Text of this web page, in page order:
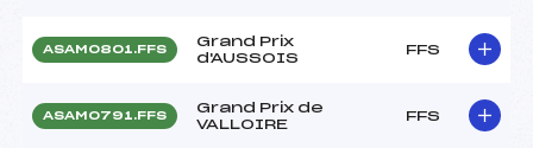
ASAM0801.FFS
Grand Prix
d'AUSSOIS
FFS
ASAM0791.FFS
Grand Prix de
VALLOIRE
FFS